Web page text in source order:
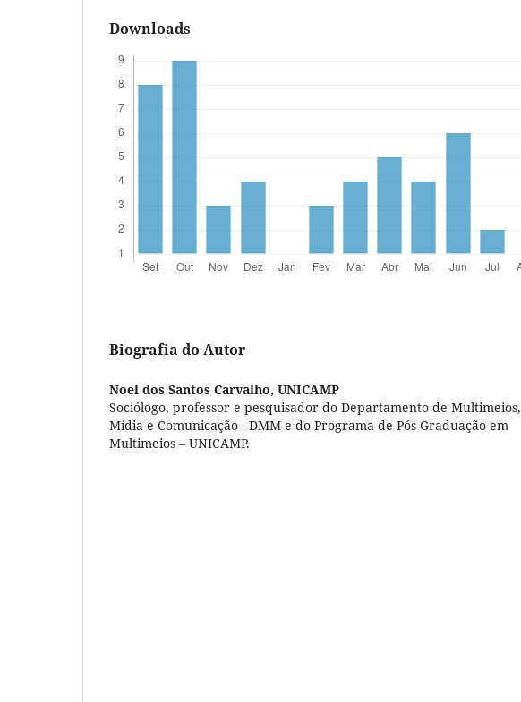
Downloads
Biografia do Autor
Noel dos Santos Carvalho, UNICAMP
Sociólogo, professor e pesquisador do Departamento de Multimeios,
Mídia e Comunicação - DMM e do Programa de Pós-Graduação em
Multimeios – UNICAMP.